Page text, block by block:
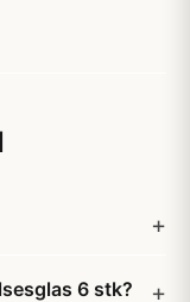
6 stk?